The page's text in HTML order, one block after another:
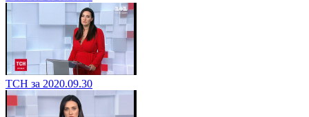
ТСН за 2020.09.30